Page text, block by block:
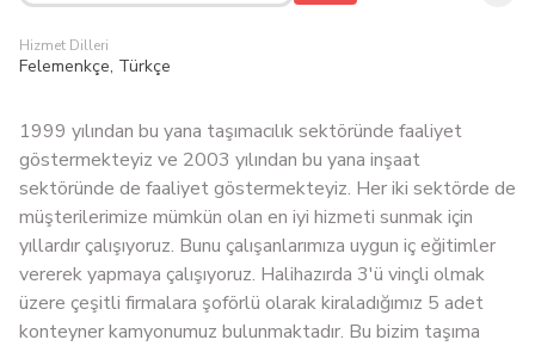
Hizmet Dilleri
Felemenkçe, Türkçe
1999 yılından bu yana taşımacılık sektöründe faaliyet
göstermekteyiz ve 2003 yılından bu yana inşaat
sektöründe de faaliyet göstermekteyiz. Her iki sektörde de
müşterilerimize mümkün olan en iyi hizmeti sunmak için
yıllardır çalışıyoruz. Bunu çalışanlarımıza uygun iç eğitimler
vererek yapmaya çalışıyoruz. Halihazırda 3'ü vinçli olmak
üzere çeşitli firmalara şoförlü olarak kiraladığımız 5 adet
konteyner kamyonumuz bulunmaktadır. Bu bizim taşıma